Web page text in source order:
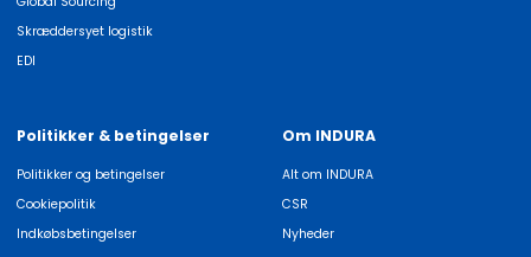
Skræddersyet logistik
EDI
Politikker & betingelser
Politikker og betingelser
Cookiepolitik
Indkøbsbetingelser
Om INDURA
Alt om INDURA
CSR
Nyheder